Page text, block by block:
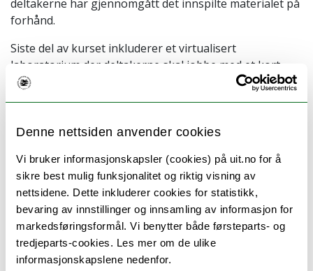
Denne nettsiden anvender cookies
Vi bruker informasjonskapsler (cookies) på uit.no for å
sikre best mulig funksjonalitet og riktig visning av
nettsidene. Dette inkluderer cookies for statistikk,
bevaring av innstillinger og innsamling av informasjon for
markedsføringsformål. Vi benytter både førsteparts- og
tredjeparts-cookies. Les mer om de ulike
informasjonskapslene nedenfor.
deltakerne har gjennomgått det innspilte materialet på
forhånd.
Siste del av kurset inkluderer et virtualisert
laboratorium der deltakerne skal jobbe med et kort
essay eller prosjekt.
Krav til deltakere: Kunnskap om datanettverk og
programmeringsspråk.
For mer informasjon kan du kontakte:
elisa.rojas@uah.esogdavid.carrascal@uah.es